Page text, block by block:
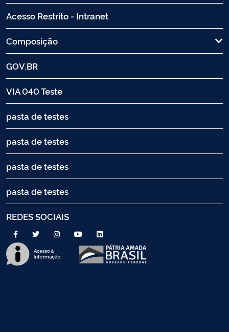
Acesso Restrito - Intranet
Composição
GOV.BR
VIA 040 Teste
pasta de testes
pasta de testes
pasta de testes
pasta de testes
REDES SOCIAIS